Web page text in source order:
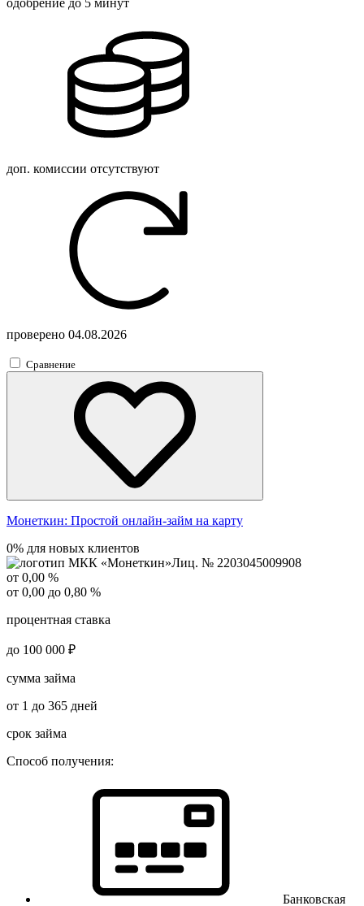
доп. комиссии отсутствуют
проверено 04.08.2026
Сравнение
Монеткин: Простой онлайн-займ на карту
0% для новых клиентов
Лиц. № 2203045009908
от 0,00 %
от 0,00 до 0,80 %
процентная ставка
до 100 000 ₽
сумма займа
от 1 до 365 дней
срок займа
Способ получения:
Банковская